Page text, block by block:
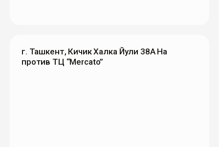
г. Ташкент, Кичик Халка Йули 38А На
против ТЦ “Mercato”